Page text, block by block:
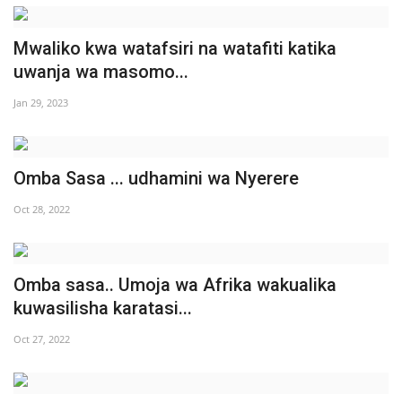
Timu yetu
Urithi wa Nasser
Harakati ya Nasser kwa Vijana
Habari
Kanuni na Masharti ya Udhamini wa
Nasser
Udhamini wa Nasser
Nyaraka na Marejeleo
Mwaliko kwa watafsiri na watafiti katika
uwanja wa masomo...
Jan 29, 2023
Omba Sasa ... udhamini wa Nyerere
Oct 28, 2022
Omba sasa.. Umoja wa Afrika wakualika
kuwasilisha karatasi...
Oct 27, 2022